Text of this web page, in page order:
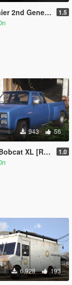
[Add-On | Legacy | Enhanced] 1.5
943 56
| Legacy | Enhanced] 1.0
6.928 193